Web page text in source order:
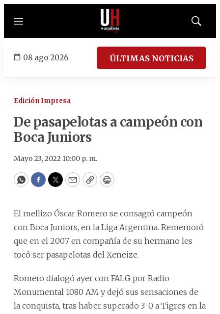
Menú
Mostrar
08 ago 2026 ÚLTIMAS NOTICIAS
Edición Impresa
De pasapelotas a campeón con
Boca Juniors
Mayo 23, 2022 10:00 p. m.
WhatsApp
Facebook
Twitter
EmailCopyPrint
El mellizo Óscar Romero se consagró campeón
con Boca Juniors, en la Liga Argentina. Rememoró
que en el 2007 en compañía de su hermano les
tocó ser pasapelotas del Xeneize.
Romero dialogó ayer con FALG por Radio
Monumental 1080 AM y dejó sus sensaciones de
la conquista, tras haber superado 3-0 a Tigres en la